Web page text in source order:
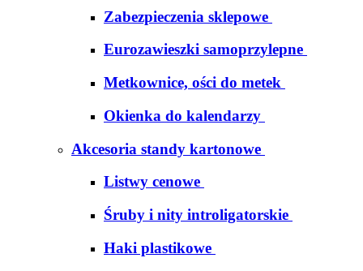
Zabezpieczenia sklepowe
Eurozawieszki samoprzylepne
Metkownice, ości do metek
Okienka do kalendarzy
Akcesoria standy kartonowe
Listwy cenowe
Śruby i nity introligatorskie
Haki plastikowe